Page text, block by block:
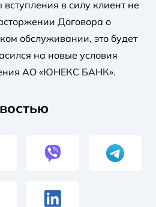
в силу клиент не
Договора о
обслуживании, это будет
на новые условия
АО «ЮНЕКС БАНК».